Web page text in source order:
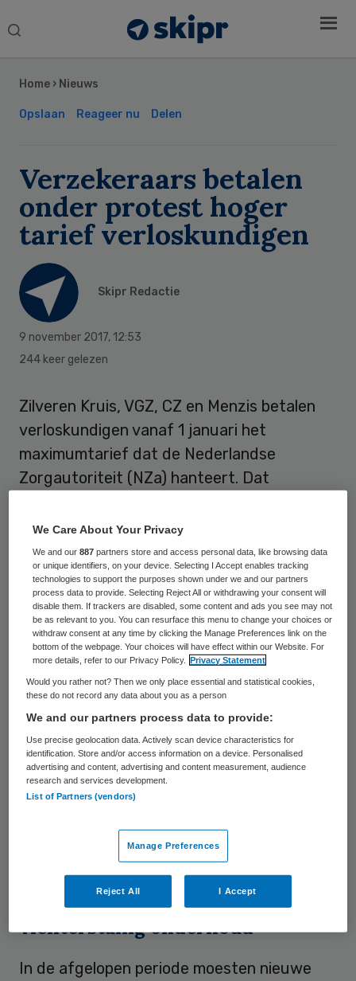
Search
Home › Nieuws
Opslaan Reageer nu Delen
Verzekeraars betalen
onder protest hoger
tarief verloskundigen
Skipr Redactie
9 november 2017, 12:53
244 keer gelezen
Zilveren Kruis, VGZ, CZ en Menzis betalen
verloskundigen vanaf 1 januari het
maximumtarief dat de Nederlandse
Zorgautoriteit (NZa) hanteert. Dat
van de beroepsvereniging van
verloskundigen KNOV.
De zorgverzekeraar ontkent echter dat de
partijen het eens zijn geworden over de
tarieven, zoals eerder ook in dit artikel werd
vermeld. “De verzekeraars zijn het nog
steeds niet eens met de hoogte van het
tarief. Daar loopt ook een bezwaarschrift
van de zorgverzekeraars bij de NZa voor”,
zo laat een woordvoerder van Zilveren Kruis
weten. “Omdat verloskundigen geen
contract wilden tekenen moesten
zorgverzekeraars om te voldoen aan hun
zorgplicht wel maximale tarieven gaan
betalen.
‘Achterstallig onderhoud’
In de afgelopen periode moesten nieuwe
Sidebar
We Care About Your Privacy
We and our887 partners store and access personal data, like browsing data
or unique identifiers, on your device. Selecting I Accept enables tracking
technologies to support the purposes shown under we and our partners
process data to provide. Selecting Reject All or withdrawing your consent will
disable them. If trackers are disabled, some content and ads you see may not
be as relevant to you. You can resurface this menu to change your choices or
withdraw consent at any time by clicking the Manage Preferences link on the
bottom of the webpage. Your choices will have effect within our Website. For
more details, refer to our Privacy Policy.
Privacy Statement
Would you rather not? Then we only place essential and statistical cookies,
these do not record any data about you as a person
We and our partners process data to provide:
Use precise geolocation data. Actively scan device characteristics for
identification. Store and/or access information on a device. Personalised
advertising and content, advertising and content measurement, audience
research and services development.
List of Partners (vendors)
Manage Preferences
Reject All I Accept